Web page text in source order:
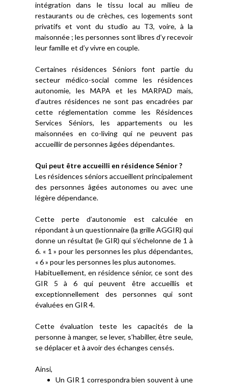
intégration dans le tissu local au milieu de
restaurants ou de crèches, ces logements sont
privatifs et vont du studio au T3, voire, à la
maisonnée ; les personnes sont libres d’y recevoir
leur famille et d’y vivre en couple.
Certaines résidences Séniors font partie du
secteur médico-social comme les résidences
autonomie, les MAPA et les MARPAD mais,
d’autres résidences ne sont pas encadrées par
cette réglementation comme les Résidences
Services Séniors, les appartements ou les
maisonnées en co-living qui ne peuvent pas
accueillir de personnes âgées dépendantes.
Qui peut être accueilli en résidence Sénior ?
Les résidences séniors accueillent principalement
des personnes âgées autonomes ou avec une
légère dépendance.
Cette perte d’autonomie est calculée en
répondant à un questionnaire (la grille AGGIR) qui
donne un résultat (le GIR) qui s’échelonne de 1 à
6. « 1 » pour les personnes les plus dépendantes,
« 6 » pour les personnes les plus autonomes.
Habituellement, en résidence sénior, ce sont des
GIR 5 à 6 qui peuvent être accueillis et
exceptionnellement des personnes qui sont
évaluées en GIR 4.
Cette évaluation teste les capacités de la
personne à manger, se lever, s’habiller, être seule,
se déplacer et à avoir des échanges censés.
Ainsi,
Un GIR 1 correspondra bien souvent à une